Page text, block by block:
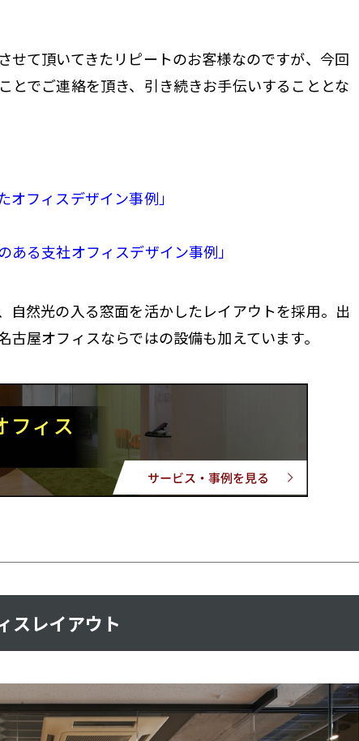
せて頂いてきたリピートのお客様なのですが、今回
とでご連絡を頂き、引き続きお手伝いすることとな
オフィスデザイン事例」
ある支社オフィスデザイン事例」
然光の入る窓面を活かしたレイアウトを採用。出
屋オフィスならではの設備も加えています。
スレイアウト